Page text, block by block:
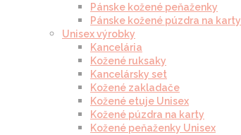
Pánske kožené peňaženky
Pánske kožené púzdra na karty
Unisex výrobky
Kancelária
Kožené ruksaky
Kancelársky set
Kožené zakladače
Kožené etuje Unisex
Kožené púzdra na karty
Kožené peňaženky Unisex